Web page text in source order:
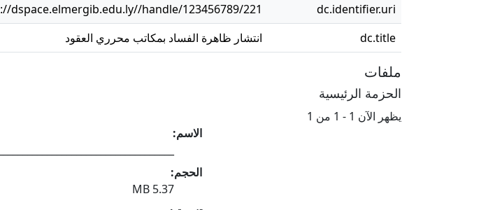
dc.identifier.uri
dspace.elmergib.edu.ly//handle/123456789/221
dc.title
انتشار ظاهرة الفساد بمكاتب محرري العقود
ملفات
الحزمة الرئيسية
يظهر الآن 1 - 1 من 1
الاسم:
الحجم:
5.37 MB